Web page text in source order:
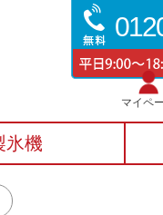
マイペ
氷機